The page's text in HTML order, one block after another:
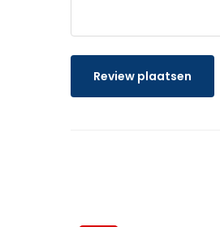
Review plaatsen